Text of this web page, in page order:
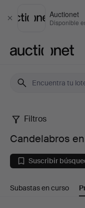
Cerrar
Auctionet
Disponible
en
Sundsvall
Filtros
Candelabros
Suscribir
Subastas en curso